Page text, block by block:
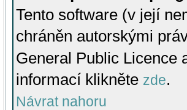
Tento software (v její
chráněn autorskými
General Public Licence
informací klikněte zde.
Návrat nahoru